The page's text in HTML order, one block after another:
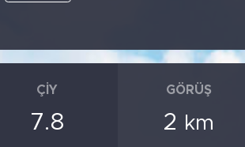
ÇIY
7.8
GÖRÜŞ
2 km